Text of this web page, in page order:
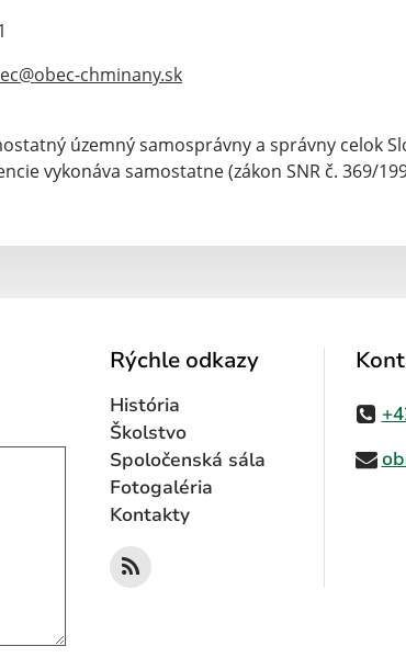
chminany.sk
územný samosprávny a správny celok
vykonáva samostatne (zákon SNR č. 369/
vašej správy...
Rýchle odkazy
História
Školstvo
Spoločenská sála
Fotogaléria
Kontakty